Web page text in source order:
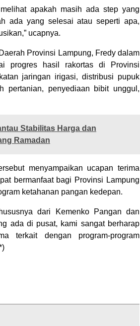
apakah masih ada step yang
ada yang selesai atau seperti apa,
ucapnya.
Provinsi Lampung, Fredy dalam
progres hasil rakortas di Provinsi
jaringan irigasi, distribusi pupuk
pertanian, penyediaan bibit unggul,
Stabilitas Harga dan
Ramadan
menyampaikan ucapan terima
bermanfaat bagi Provinsi Lampung
ketahanan pangan kedepan.
dari Kemenko Pangan dan
ada di pusat, kami sangat berharap
terkait dengan program-program